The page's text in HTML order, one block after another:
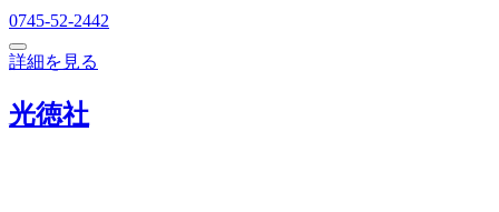
0745-52-2442
詳細を見る
光徳社